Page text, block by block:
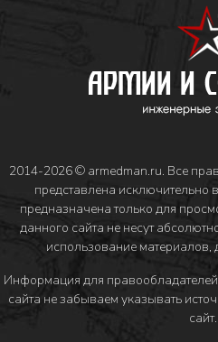
2014-2026 © armedman.ru. Все
представлена исключительно
предназначена только для
данного сайта не несут
использование материалов,
Информация для правообладателей
сайта не забываем указывать
сайт.